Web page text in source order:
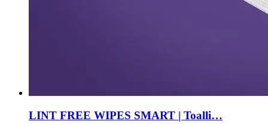
LINT FREE WIPES SMART | Toalli…